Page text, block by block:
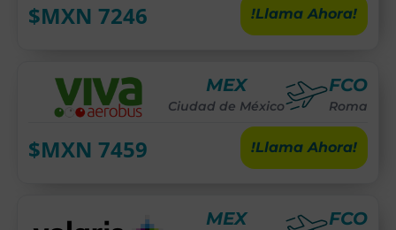
$MXN 7246 !Llama Ahora!
MEX
Ciudad de México
FCO
Roma
$MXN 7459 !Llama Ahora!
MEX FCO